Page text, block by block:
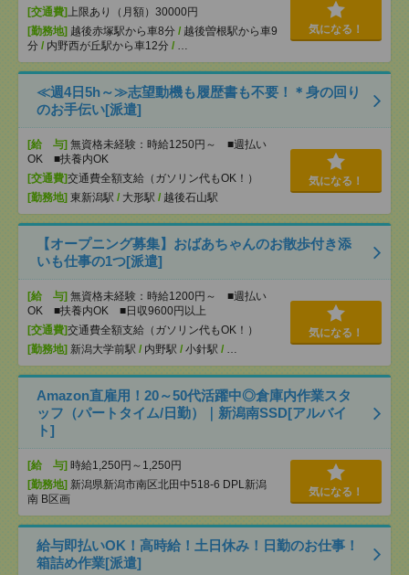
[交通費] 上限あり（月額）30000円
[勤務地] 越後赤塚駅から車8分 / 越後曽根駅から車9
分 / 内野西が丘駅から車12分 / …
気になる！
≪週4日5h～≫志望動機も履歴書も不要！＊身の回り
のお手伝い[派遣]
[給 与] 無資格未経験：時給1250円～ ■週払い
OK ■扶養内OK
[交通費]交通費全額支給（ガソリン代もOK！）
[勤務地] 東新潟駅 / 大形駅 / 越後石山駅
気になる！
【オープニング募集】おばあちゃんのお散歩付き添
いも仕事の1つ[派遣]
[給 与] 無資格未経験：時給1200円～ ■週払い
OK ■扶養内OK ■日収9600円以上
[交通費]交通費全額支給（ガソリン代もOK！）
[勤務地] 新潟大学前駅 / 内野駅 / 小針駅 / …
気になる！
Amazon直雇用！20～50代活躍中◎倉庫内作業スタ
ッフ（パートタイム/日勤）｜新潟南SSD[アルバイ
ト]
[給 与] 時給1,250円～1,250円
[勤務地] 新潟県新潟市南区北田中518-6 DPL新潟
南 B区画
気になる！
給与即払いOK！高時給！土日休み！日勤のお仕事！
箱詰め作業[派遣]